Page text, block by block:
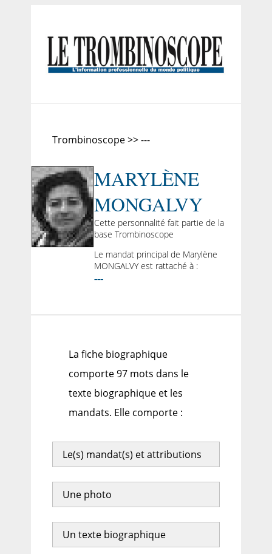
Trombinoscope >> ---
MARYLÈNE
MONGALVY
Cette personnalité fait partie de la
base Trombinoscope
Le mandat principal de Marylène
MONGALVY est rattaché à :
---
La fiche biographique
comporte 97 mots dans le
texte biographique et les
mandats. Elle comporte :
Le(s) mandat(s) et attributions
Une photo
Un texte biographique